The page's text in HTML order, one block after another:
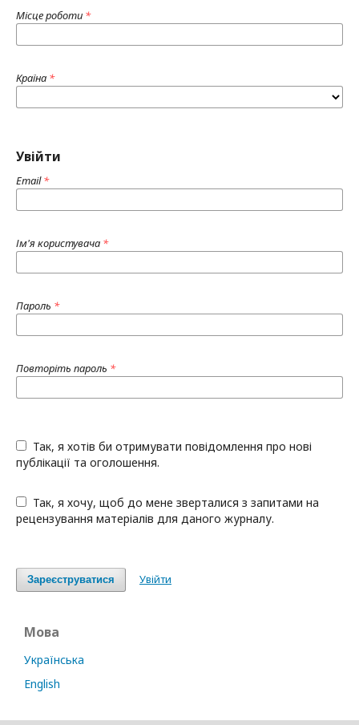
Місце роботи *
Країна *
Увійти
Email*
Ім'я користувача *
Пароль *
Повторіть пароль *
публікації та оголошення.
рецензування матеріалів для даного журналу.
Зареєструватися Увійти
Мова
Українська
English